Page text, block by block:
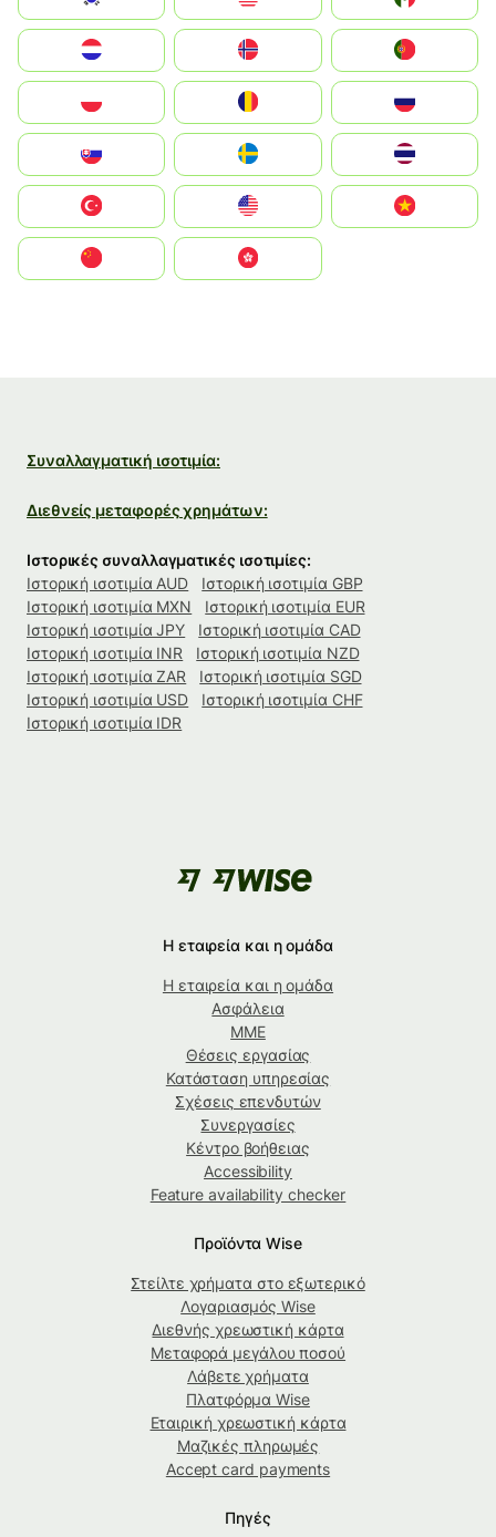
United States
中國香港特別行政區
Συναλλαγματική ισοτιμία:
Διεθνείς μεταφορές χρημάτων:
Ιστορικές συναλλαγματικές ισοτιμίες:
Ιστορική ισοτιμία AUD
Ιστορική ισοτιμία GBP
Ιστορική ισοτιμία MXN
Ιστορική ισοτιμία EUR
Ιστορική ισοτιμία JPY
Ιστορική ισοτιμία CAD
Ιστορική ισοτιμία INR
Ιστορική ισοτιμία NZD
Ιστορική ισοτιμία ZAR
Ιστορική ισοτιμία SGD
Ιστορική ισοτιμία USD
Ιστορική ισοτιμία CHF
Ιστορική ισοτιμία IDR
Η εταιρεία και η ομάδα
Η εταιρεία και η ομάδα
Ασφάλεια
ΜΜΕ
Θέσεις εργασίας
Κατάσταση υπηρεσίας
Σχέσεις επενδυτών
Συνεργασίες
Κέντρο βοήθειας
Accessibility
Feature availability checker
Προϊόντα Wise
Στείλτε χρήματα στο εξωτερικό
Λογαριασμός Wise
Διεθνής χρεωστική κάρτα
Μεταφορά μεγάλου ποσού
Λάβετε χρήματα
Πλατφόρμα Wise
Εταιρική χρεωστική κάρτα
Μαζικές πληρωμές
Accept card payments
Πηγές